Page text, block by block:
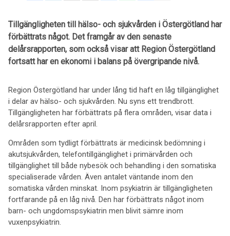
Tillgängligheten till hälso- och sjukvården i Östergötland har
förbättrats något. Det framgår av den senaste
delårsrapporten, som också visar att Region Östergötland
fortsatt har en ekonomi i balans på övergripande nivå.
Region Östergötland har under lång tid haft en låg tillgänglighet
i delar av hälso- och sjukvården. Nu syns ett trendbrott.
Tillgängligheten har förbättrats på flera områden, visar data i
delårsrapporten efter april.
Områden som tydligt förbättrats är medicinsk bedömning i
akutsjukvården, telefontillgänglighet i primärvården och
tillgänglighet till både nybesök och behandling i den somatiska
specialiserade vården. Även antalet väntande inom den
somatiska vården minskat. Inom psykiatrin är tillgängligheten
fortfarande på en låg nivå. Den har förbättrats något inom
barn- och ungdomspsykiatrin men blivit sämre inom
vuxenpsykiatrin.